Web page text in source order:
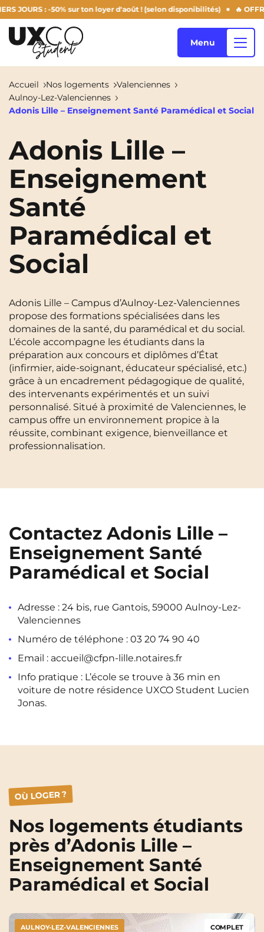
JOURS : -50% sur ton loyer d'août ! (selon disponibilités) 🔥
Nos logements
Voir toutes les villes
Annemasse Archamps
Aulnoy-Lez-Valenciennes Béziers
Bezons
Bordeaux Boulogne-Billancourt
Brest
Chambéry NEW! Dijon
Gradignan Grenoble
Lille Limoges
Lomme Lyon
Marseille Montpellier
Nantes
Palaiseau Paris
Rennes Rouen
Saint-Denis Saint-Etienne
Toulouse NEW! Tours
Villejuif Villeneuve-d'Ascq
Qui sommes-nous ?
Blog
FR
EN
Instagram
TikTokFacebookYouTubeLinkedIn
Menu
Accueil Nos logements
Valenciennes
Aulnoy-Lez-Valenciennes
Adonis Lille – Enseignement Santé Paramédical et Social
Adonis Lille –
Enseignement
Santé
Paramédical et
Social
Adonis Lille – Campus d’Aulnoy-Lez-Valenciennes
propose des formations spécialisées dans les
domaines de la santé, du paramédical et du social.
L’école accompagne les étudiants dans la
préparation aux concours et diplômes d’État
(infirmier, aide-soignant, éducateur spécialisé, etc.)
grâce à un encadrement pédagogique de qualité,
des intervenants expérimentés et un suivi
personnalisé. Situé à proximité de Valenciennes, le
campus offre un environnement propice à la
réussite, combinant exigence, bienveillance et
professionnalisation.
Contactez Adonis Lille –
Enseignement Santé
Paramédical et Social
Adresse : 24 bis, rue Gantois, 59000 Aulnoy-Lez-
Valenciennes
Numéro de téléphone : 03 20 74 90 40
Email : accueil@cfpn-lille.notaires.fr
Info pratique : L’école se trouve à 36 min en
voiture de notre résidence UXCO Student Lucien
Jonas.
OÙ LOGER ?
Nos logements étudiants
près d’Adonis Lille –
Enseignement Santé
Paramédical et Social
AULNOY-LEZ-VALENCIENNES COMPLET